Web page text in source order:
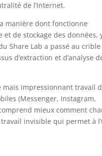
de l’Internet.
manière dont fonctionne
et de stockage des données,
Share Lab a passé au crible
d’extraction et d’analyse
impressionnant travail
(Messenger, Instagram,
mieux comment
invisible qui permet à